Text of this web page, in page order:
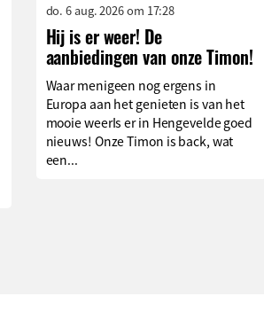
do. 6 aug. 2026 om 17:28
Hij is er weer! De
aanbiedingen van onze Timon!
Waar menigeen nog ergens in
Europa aan het genieten is van het
mooie weerIs er in Hengevelde goed
nieuws! Onze Timon is back, wat
een...